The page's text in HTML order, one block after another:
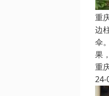
重
边
伞
果
重
24-